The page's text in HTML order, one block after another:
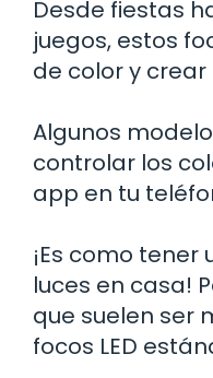
Desde fiestas
juegos, estos
de color y
Algunos
controlar los
app en tu
¡Es como
luces en casa!
que suelen ser
focos LED